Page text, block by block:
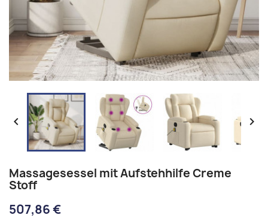
 
Massagesessel mit Aufstehhilfe Creme
Stoff
507,86 €